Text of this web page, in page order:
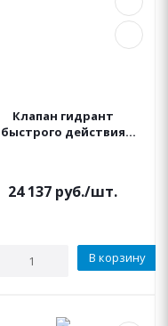
Клапан гидрант
быстрого действия
24 137 руб./шт.
В корзину